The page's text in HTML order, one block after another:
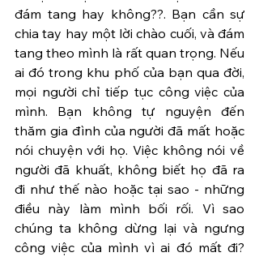
đám tang hay không??. Bạn cần sự
chia tay hay một lời chào cuối, và đám
tang theo mình là rất quan trọng. Nếu
ai đó trong khu phố của bạn qua đời,
mọi người chỉ tiếp tục công việc của
mình. Bạn không tự nguyện đến
thăm gia đình của người đã mất hoặc
nói chuyện với họ. Việc không nói về
người đã khuất, không biết họ đã ra
đi như thế nào hoặc tại sao - những
điều này làm mình bối rối. Vì sao
chúng ta không dừng lại và ngưng
công việc của mình vì ai đó mất đi?